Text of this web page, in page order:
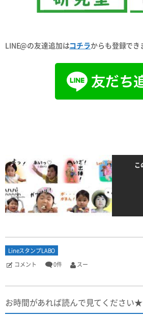
LINE@の友達追加はコチラからも登録でき
こ
LineスタンプLABO
コメント
0件 スー
お時間があれば読んで見てください